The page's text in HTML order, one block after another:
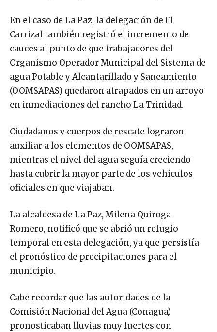
En el caso de La Paz, la delegación de El
Carrizal también registró el incremento de
cauces al punto de que trabajadores del
Organismo Operador Municipal del Sistema de
agua Potable y Alcantarillado y Saneamiento
(OOMSAPAS) quedaron atrapados en un arroyo
en inmediaciones del rancho La Trinidad.
Ciudadanos y cuerpos de rescate lograron
auxiliar a los elementos de OOMSAPAS,
mientras el nivel del agua seguía creciendo
hasta cubrir la mayor parte de los vehículos
oficiales en que viajaban.
La alcaldesa de La Paz, Milena Quiroga
Romero, notificó que se abrió un refugio
temporal en esta delegación, ya que persistía
el pronóstico de precipitaciones para el
municipio.
Cabe recordar que las autoridades de la
Comisión Nacional del Agua (Conagua)
pronosticaban lluvias muy fuertes con